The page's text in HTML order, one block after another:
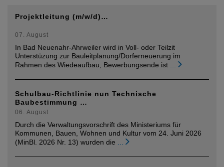
Projektleitung (m/w/d)…
07. August
In Bad Neuenahr-Ahrweiler wird in Voll- oder Teilzit
Unterstüzung zur Bauleitplanung/Dorferneuerung im
Rahmen des Wiedeaufbau, Bewerbungsende ist
Schulbau-Richtlinie nun Technische
Baubestimmung …
06. August
Durch die Verwaltungsvorschrift des Ministeriums für
Kommunen, Bauen, Wohnen und Kultur vom 24. Juni 2026
(MinBl. 2026 Nr. 13) wurden die